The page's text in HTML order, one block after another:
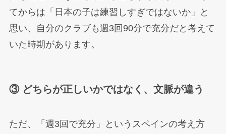
てからは「日本の子は練習しすぎではないか」と
思い、自分のクラブも週3回90分で充分だと考えて
いた時期があります。
③ どちらが正しいかではなく、文脈が違う
ただ、「週3回で充分」というスペインの考え方